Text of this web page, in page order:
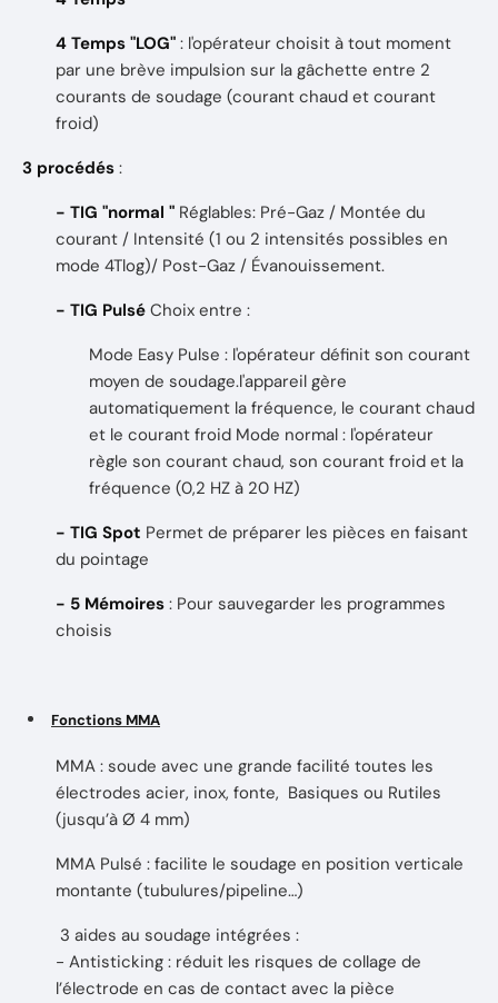
4 Temps "LOG" : l'opérateur choisit à tout moment
par une brève impulsion sur la gâchette entre 2
courants de soudage (courant chaud et courant
froid)
3 procédés :
- TIG "normal " Réglables: Pré-Gaz / Montée du
courant / Intensité (1 ou 2 intensités possibles en
mode 4Tlog)/ Post-Gaz / Évanouissement.
- TIG Pulsé Choix entre :
Mode Easy Pulse : l'opérateur définit son courant
moyen de soudage.l'appareil gère
automatiquement la fréquence, le courant chaud
et le courant froid Mode normal : l'opérateur
règle son courant chaud, son courant froid et la
fréquence (0,2 HZ à 20 HZ)
- TIG Spot Permet de préparer les pièces en faisant
du pointage
- 5 Mémoires : Pour sauvegarder les programmes
choisis
Fonctions MMA
MMA : soude avec une grande facilité toutes les
électrodes acier, inox, fonte, Basiques ou Rutiles
(jusqu’à Ø 4 mm)
MMA Pulsé : facilite le soudage en position verticale
montante (tubulures/pipeline…)
3 aides au soudage intégrées :
- Antisticking : réduit les risques de collage de
l’électrode en cas de contact avec la pièce